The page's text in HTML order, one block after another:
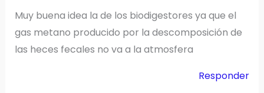
Muy buena idea la de los biodigestores ya que el
gas metano producido por la descomposición de
las heces fecales no va a la atmosfera
Responder